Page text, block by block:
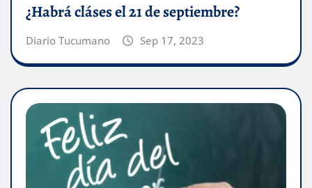
¿Habrá cláses el 21 de septiembre?
Diario Tucumano Sep 17, 2023